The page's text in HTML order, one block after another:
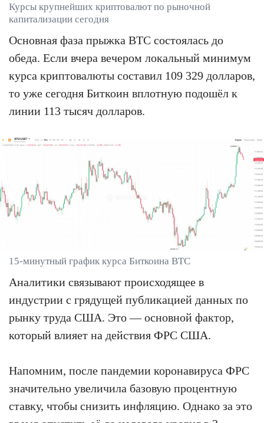
Курсы крупнейших криптовалют по рыночной
капитализации сегодня
Основная фаза прыжка BTC состоялась до
обеда. Если вчера вечером локальный минимум
курса криптовалюты составил 109 329 долларов,
то уже сегодня Биткоин вплотную подошёл к
линии 113 тысяч долларов.
15-минутный график курса Биткоина BTC
Аналитики связывают происходящее в
индустрии с грядущей публикацией данных по
рынку труда США. Это — основной фактор,
который влияет на действия ФРС США.
Напомним, после пандемии коронавируса ФРС
значительно увеличила базовую процентную
ставку, чтобы снизить инфляцию. Однако за это